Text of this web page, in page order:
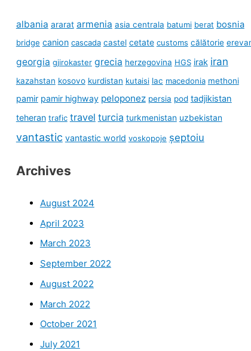
albania ararat armenia asia centrala batumi berat bosnia
bridge canion cascada castel cetate customs călătorie
georgia gjirokaster grecia herzegovina HGS irak iran
kazahstan kosovo kurdistan kutaisi lac macedonia methoni
pamir pamir highway peloponez persia pod tadjikistan
teheran trafic travel turcia turkmenistan uzbekistan
vantastic vantastic world voskopoje șeptoiu
Archives
August 2024
April 2023
March 2023
September 2022
August 2022
March 2022
October 2021
July 2021